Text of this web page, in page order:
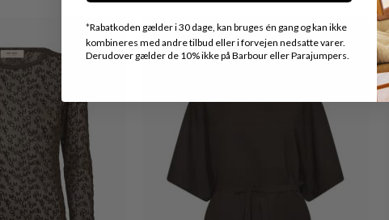
Nyhed
*Rabatkoden gælder i 30 dage, kan bruges én gang og kan ikke
kombineres med andre tilbud eller i forvejen nedsatte varer.
Derudover gælder de 10% ikke på Barbour eller Parajumpers.